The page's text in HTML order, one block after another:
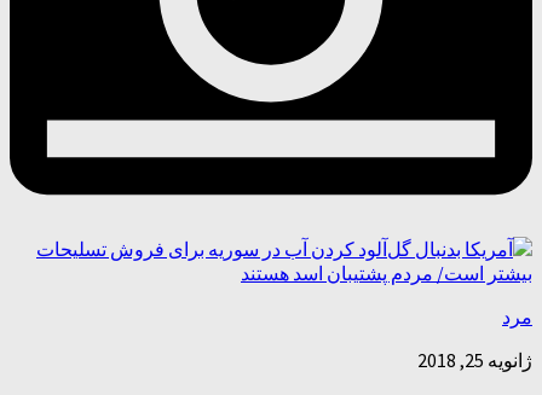
مرد
ژانویه 25, 2018